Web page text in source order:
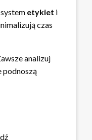
etykiet i
czas
analizuj
podnoszą